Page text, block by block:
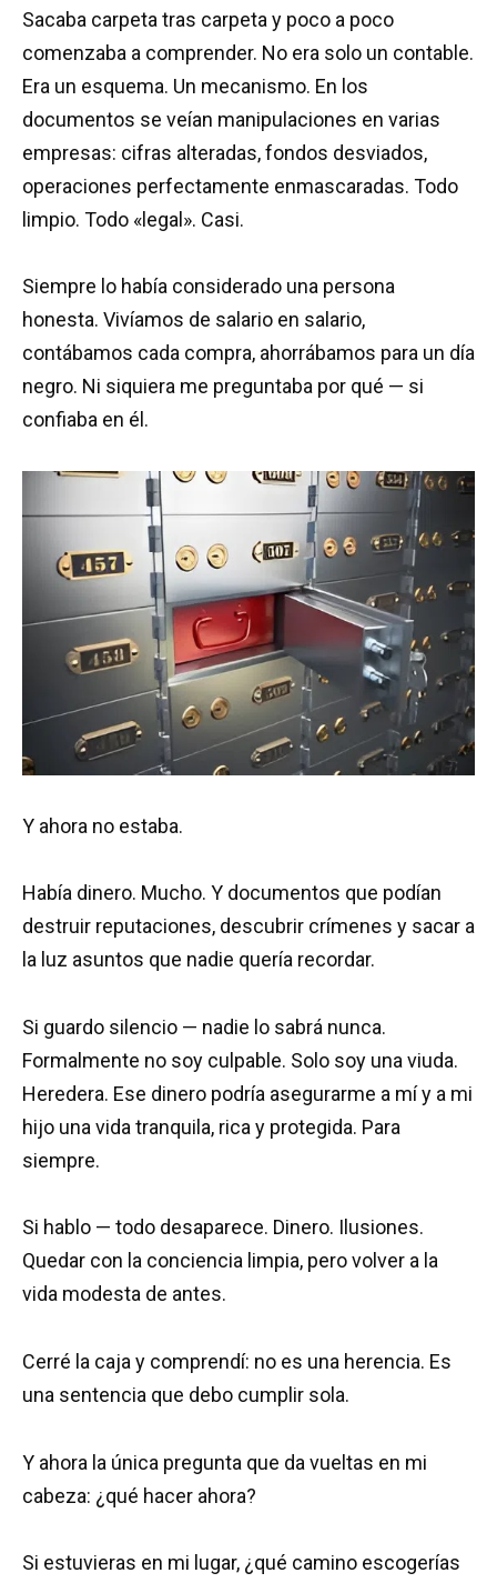
Sacaba carpeta tras carpeta y poco a poco
comenzaba a comprender. No era solo un contable.
Era un esquema. Un mecanismo. En los
documentos se veían manipulaciones en varias
empresas: cifras alteradas, fondos desviados,
operaciones perfectamente enmascaradas. Todo
limpio. Todo «legal». Casi.
Siempre lo había considerado una persona
honesta. Vivíamos de salario en salario,
contábamos cada compra, ahorrábamos para un día
negro. Ni siquiera me preguntaba por qué — si
confiaba en él.
Y ahora no estaba.
Había dinero. Mucho. Y documentos que podían
destruir reputaciones, descubrir crímenes y sacar a
la luz asuntos que nadie quería recordar.
Si guardo silencio — nadie lo sabrá nunca.
Formalmente no soy culpable. Solo soy una viuda.
Heredera. Ese dinero podría asegurarme a mí y a mi
hijo una vida tranquila, rica y protegida. Para
siempre.
Si hablo — todo desaparece. Dinero. Ilusiones.
Quedar con la conciencia limpia, pero volver a la
vida modesta de antes.
Cerré la caja y comprendí: no es una herencia. Es
una sentencia que debo cumplir sola.
Y ahora la única pregunta que da vueltas en mi
cabeza: ¿qué hacer ahora?
Si estuvieras en mi lugar, ¿qué camino escogerías